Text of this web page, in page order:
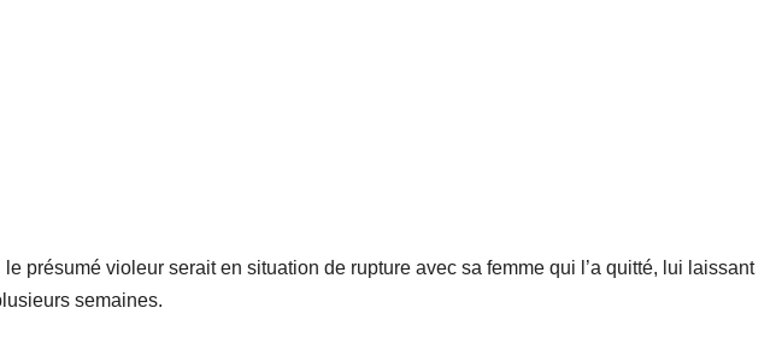
le présumé violeur serait en situation de rupture avec sa femme qui l’a quitté, lui laissant
semaines.